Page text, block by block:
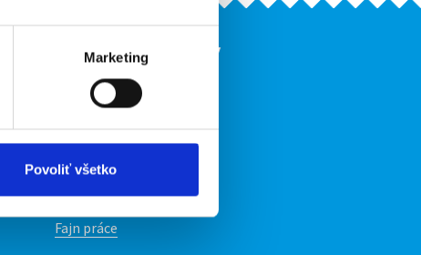
Marketing
Povoliť všetko
Naše ďalšie projekty
mobilná aplikácia
Fajn Brigády
Ponuka práce z celej ČR
INwork.cz
Fajn práce